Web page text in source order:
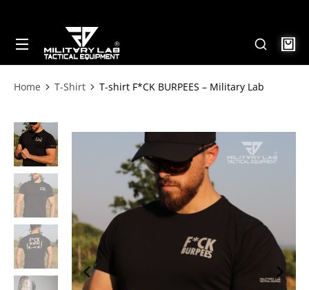
Tu sei qui:
Home T-Shirt T-shirt F*CK BURPEES – Military Lab